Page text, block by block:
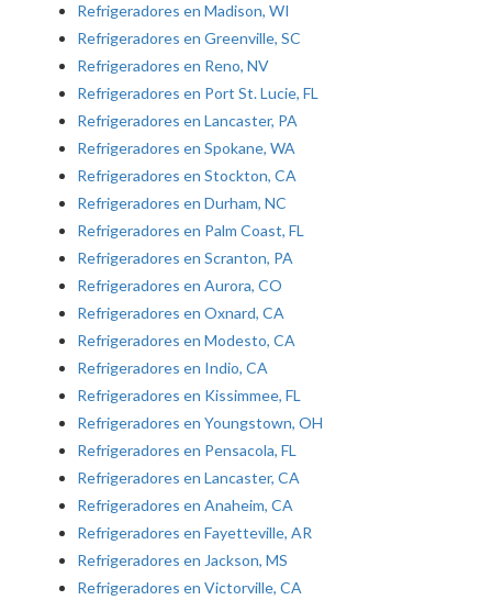
Refrigeradores en Madison, WI
Refrigeradores en Greenville, SC
Refrigeradores en Reno, NV
Refrigeradores en Port St. Lucie, FL
Refrigeradores en Lancaster, PA
Refrigeradores en Spokane, WA
Refrigeradores en Stockton, CA
Refrigeradores en Durham, NC
Refrigeradores en Palm Coast, FL
Refrigeradores en Scranton, PA
Refrigeradores en Aurora, CO
Refrigeradores en Oxnard, CA
Refrigeradores en Modesto, CA
Refrigeradores en Indio, CA
Refrigeradores en Kissimmee, FL
Refrigeradores en Youngstown, OH
Refrigeradores en Pensacola, FL
Refrigeradores en Lancaster, CA
Refrigeradores en Anaheim, CA
Refrigeradores en Fayetteville, AR
Refrigeradores en Jackson, MS
Refrigeradores en Victorville, CA